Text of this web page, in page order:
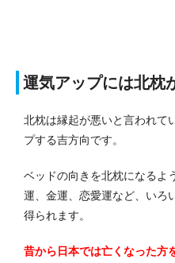
運気アップには北枕
北枕は縁起が悪いと言われて
プする吉方向です。
ベッドの向きを北枕になるよ
運、金運、恋愛運など、いろ
得られます。
昔から日本では亡くなった方